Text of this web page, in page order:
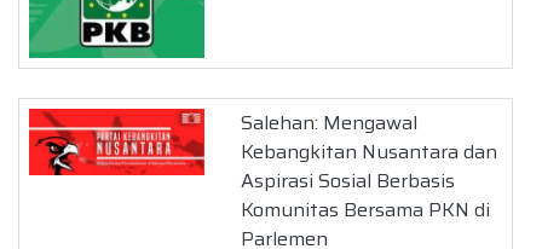
Salehan: Mengawal
Kebangkitan Nusantara dan
Aspirasi Sosial Berbasis
Komunitas Bersama PKN di
Parlemen